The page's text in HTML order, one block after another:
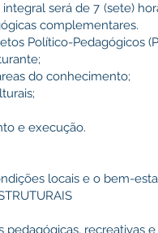
será de 7 (sete)
complementares.
Político-Pedagógicos
do conhecimento;
e execução.
locais e o bem-
pedagógicas, recreativas